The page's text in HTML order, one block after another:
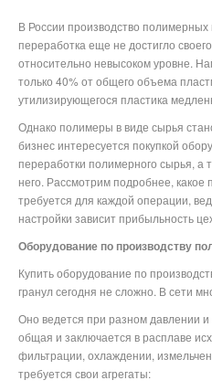
В России производство
переработка еще не достигло
относительно невысоком уровне.
только 40% от общего объема
утилизирующегося пластика
Однако полимеры в виде сырья
бизнес интересуется покупкой
переработки полимерного сырья, а
него. Рассмотрим подробнее,
требуется для каждой операции,
настройки зависит прибыльность
Оборудование по производству
Купить оборудование по
гранул сегодня не сложно. В сети
Оно ведется при разном давлении
общая и заключается в расплаве
фильтрации, охлаждении,
требуется свои агрегаты: